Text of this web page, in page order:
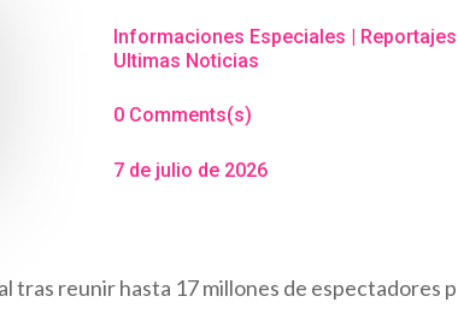
Informaciones Especiales | Reportajes
Ultimas Noticias
0 Comments(s)
7 de julio de 2026
tras reunir hasta 17 millones de espectadores